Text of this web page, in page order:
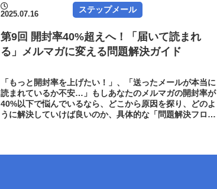
2025.07.16 ステップメール
第9回 開封率40%超えへ！「届いて読まれ
る」メルマガに変える問題解決ガイド
「もっと開封率を上げたい！」、「送ったメールが本当に
読まれているか不安…」もしあなたのメルマガの開封率が
40%以下で悩んでいるなら、どこから原因を探り、どのよ
うに解決していけば良いのか、具体的な「問題解決フロ